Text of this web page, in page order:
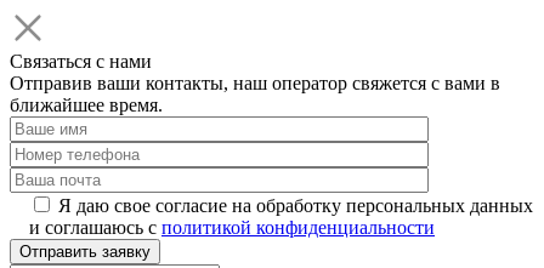
Связаться с нами
Отправив ваши контакты, наш оператор свяжется с вами в
ближайшее время.
Я даю свое согласие на обработку персональных данных
и соглашаюсь с политикой конфиденциальности